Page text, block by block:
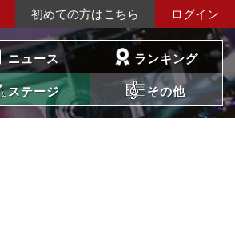
初めての方はこちら ログイン
ニュース ランキング
ステージ その他